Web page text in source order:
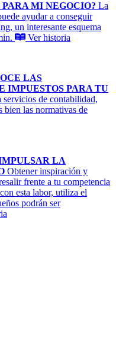
MI NEGOCIO? La
ayudar a conseguir
un interesante esquema
Ver historia
LAS
IMPUESTOS PARA TU
servicios de contabilidad,
bien las normativas de
LA
Obtener inspiración y
frente a tu competencia
esta labor, utiliza el
podrán ser